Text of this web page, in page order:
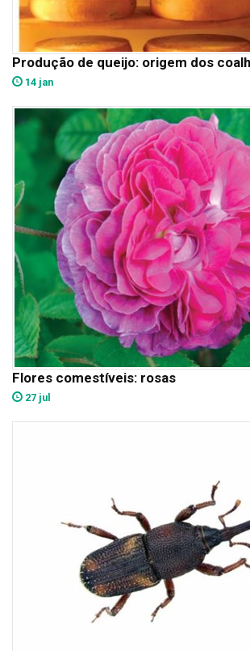
Produção de queijo: origem dos
14 jan
Flores comestíveis: rosas
27 jul